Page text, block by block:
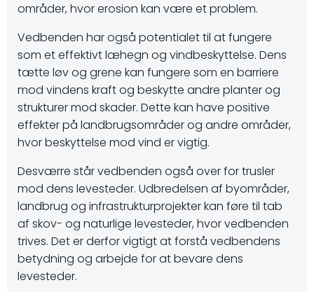
områder, hvor erosion kan være et problem.
Vedbenden har også potentialet til at fungere
som et effektivt læhegn og vindbeskyttelse. Dens
tætte løv og grene kan fungere som en barriere
mod vindens kraft og beskytte andre planter og
strukturer mod skader. Dette kan have positive
effekter på landbrugsområder og andre områder,
hvor beskyttelse mod vind er vigtig.
Desværre står vedbenden også over for trusler
mod dens levesteder. Udbredelsen af byområder,
landbrug og infrastrukturprojekter kan føre til tab
af skov- og naturlige levesteder, hvor vedbenden
trives. Det er derfor vigtigt at forstå vedbendens
betydning og arbejde for at bevare dens
levesteder.